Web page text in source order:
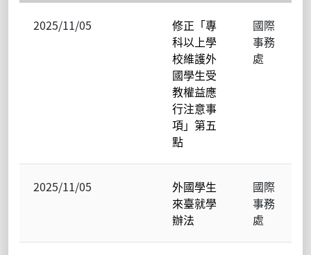
2025/11/05
修正「專
科以上學
校維護外
國學生受
教權益應
行注意事
項」第五
點
國際
事務
處
2025/11/05
外國學生
來臺就學
辦法
國際
事務
處